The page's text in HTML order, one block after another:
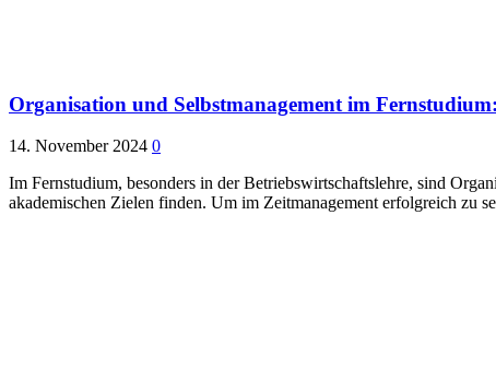
Organisation und Selbstmanagement im
14. November 2024 0
Im Fernstudium, besonders in der Betriebswirtschaftslehre, sind
akademischen Zielen finden. Um im Zeitmanagement erfolgreich zu